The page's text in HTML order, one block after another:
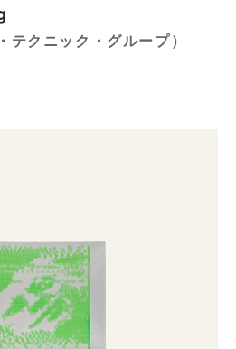
クニック・グループ）